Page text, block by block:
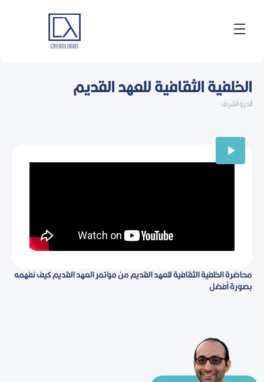
المحتوى
الخلفية الثقافية للعهد القديم
أندرو أشرف
محاضرة الخلفية الثقافية للعهد القديم من مؤتمر العهد القديم كيف نفهمه
بصورة أفضل